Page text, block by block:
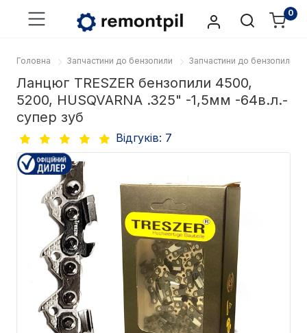
0
Головна Запчастини до бензопили Запчастини до бензопили
Ланцюг TRESZER бензопили 4500,
5200, HUSQVARNA .325" -1,5мм -64в.л.-
супер зуб
Відгуків: 7